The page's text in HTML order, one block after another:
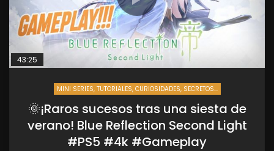
43:25
MINI SERIES, TUTORIALES, CURIOSIDADES, SECRETOS...
🌞¡Raros sucesos tras una siesta de
verano! Blue Reflection Second Light
#PS5 #4k #Gameplay